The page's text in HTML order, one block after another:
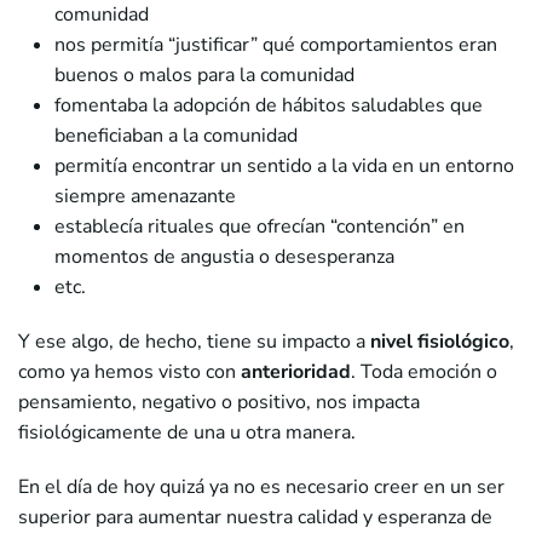
comunidad
nos permitía “justificar” qué comportamientos eran
buenos o malos para la comunidad
fomentaba la adopción de hábitos saludables que
beneficiaban a la comunidad
permitía encontrar un sentido a la vida en un entorno
siempre amenazante
establecía rituales que ofrecían “contención” en
momentos de angustia o desesperanza
etc.
Y ese algo, de hecho, tiene su impacto a nivel fisiológico,
como ya hemos visto con anterioridad. Toda emoción o
pensamiento, negativo o positivo, nos impacta
fisiológicamente de una u otra manera.
En el día de hoy quizá ya no es necesario creer en un ser
superior para aumentar nuestra calidad y esperanza de